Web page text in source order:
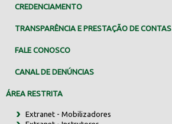
CREDENCIAMENTO
TRANSPARÊNCIA E PRESTAÇÃO DE CONTAS
FALE CONOSCO
CANAL DE DENÚNCIAS
ÁREA RESTRITA
Extranet - Mobilizadores